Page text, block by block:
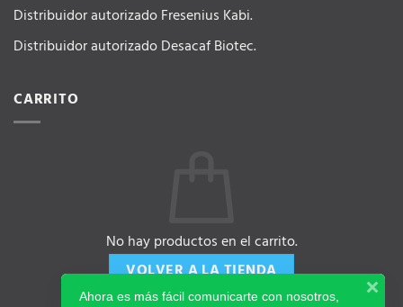
Distribuidor autorizado Fresenius Kabi.
Distribuidor autorizado Desacaf Biotec.
CARRITO
No hay productos en el carrito.
VOLVER A LA TIENDA
Ahora es más fácil comunicarte con nosotros,